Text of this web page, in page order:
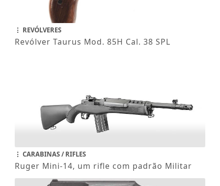
REVÓLVERES
Revólver Taurus Mod. 85H Cal. 38 SPL
CARABINAS / RIFLES
Ruger Mini-14, um rifle com padrão Militar